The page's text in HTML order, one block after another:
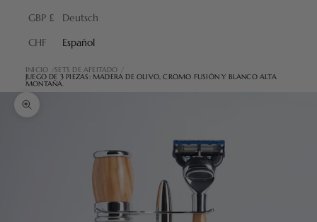
GBP £
CHF
Deutsch
Español
INICIO SETS DE AFEITADO
JUEGO DE 3 PIEZAS: MADERA DE OLIVO, CROMO FUSIÓN Y BLANCO ALTA
MONTAÑA.
Zoom